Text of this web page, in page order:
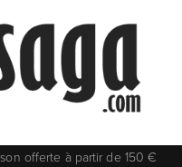
offerte à partir de 150 €